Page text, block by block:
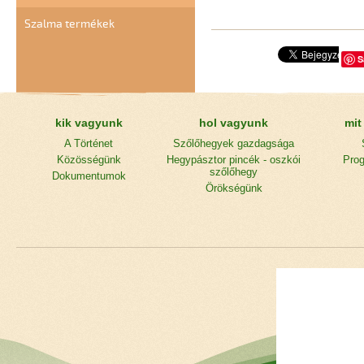
Szalma termékek
kik vagyunk
A Történet
Közösségünk
Dokumentumok
hol vagyunk
Szőlőhegyek gazdagsága
Hegypásztor pincék - oszkói
szőlőhegy
Örökségünk